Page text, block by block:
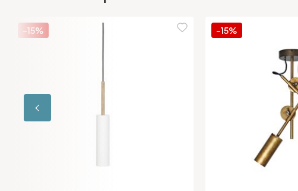
-15% -15%